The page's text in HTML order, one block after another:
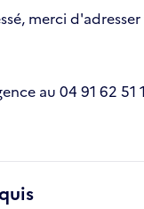
merci
au 04 91 62 51